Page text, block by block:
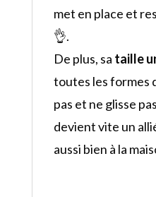
met en place et
👌.
De plus, sa taille
toutes les formes
pas et ne glisse
devient vite un
aussi bien à la